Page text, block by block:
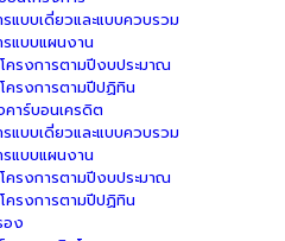
แบบเดี่ยวและแบบควบรวม
รแบบแผนงาน
โครงการตามปีงบประมาณ
ครงการตามปีปฏิทิน
าร์บอนเครดิต
แบบเดี่ยวและแบบควบรวม
รแบบแผนงาน
โครงการตามปีงบประมาณ
ครงการตามปีปฏิทิน
อง